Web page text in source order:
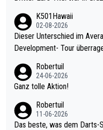
K501Hawaii
02-08-2026
Dieser Unterschied im Average ist
Development- Tour
mal 40+ erst recht. Da gewinnst keinen Blumentopf - ist ja noc
h krasser wie ein Pokalspiel eines Kreisligisten vs einem Bund
Robertuil
24-06-2026
Ganz tolle Aktion!
Robertuil
11-06-2026
Das beste, was dem Darts-